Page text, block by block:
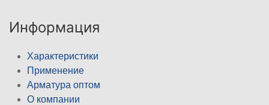
Информация
Характеристики
Применение
Арматура оптом
О компании